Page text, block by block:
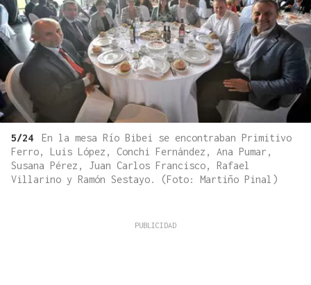
5/24
En la mesa Río Bibei se encontraban Primitivo
Ferro, Luis López, Conchi Fernández, Ana Pumar,
Susana Pérez, Juan Carlos Francisco, Rafael
Villarino y Ramón Sestayo. (Foto: Martiño Pinal)